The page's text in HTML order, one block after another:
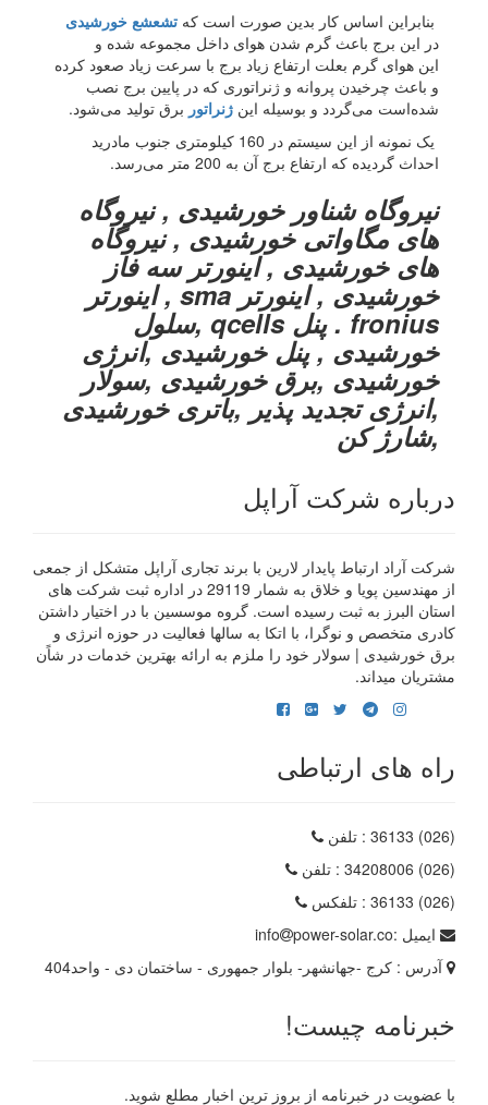
بنابراین اساس كار بدین صورت است كه تشعشع خورشیدی
در این برج باعث گرم شدن هوای داخل مجموعه شده و
این هوای گرم بعلت ارتفاع زیاد برج با سرعت زیاد صعود کرده
و باعث چرخیدن پروانه و ژنراتوری که در پایین برج نصب
شده‌است می‌گردد و بوسیله این ژنراتور برق تولید می‌شود.
یک نمونه از این سیستم در 160 کیلومتری جنوب مادرید
احداث گردیده که ارتفاع برج آن به 200 متر می‌رسد.
نیروگاه شناور خورشیدی , نیروگاه
های مگاواتی خورشیدی , نیروگاه
های خورشیدی , اینورتر سه فاز
خورشیدی , اینورتر sma , اینورتر
fronius . پنل qcells ,سلول
خورشیدی , پنل خورشیدی ,انرژی
خورشیدی ,برق خورشیدی ,سولار
,انرژی تجدید پذیر ,باتری خورشیدی
,شارژ کن
درباره شرکت آراپل
شرکت آراد ارتباط پایدار لارین با برند تجاری آراپل متشکل از جمعی
از مهندسین پویا و خلاق به شمار 29119 در اداره ثبت شرکت های
استان البرز به ثبت رسیده است. گروه موسسین با در اختیار داشتن
کادری متخصص و نوگرا، با اتکا به سالها فعالیت در حوزه انرژی و
برق خورشیدی | سولار خود را ملزم به ارائه بهترین خدمات در شاًن
مشتریان میداند.
راه های ارتباطی
(026) 36133
: تلفن
(026) 34208006
: تلفن
(026) 36133
: تلفکس
ایمیل :
info
power-solar.co
آدرس : کرج -جهانشهر- بلوار جمهوری - ساختمان دی - واحد404
خبرنامه چیست!
با عضویت در خبرنامه از بروز ترین اخبار مطلع شوید.